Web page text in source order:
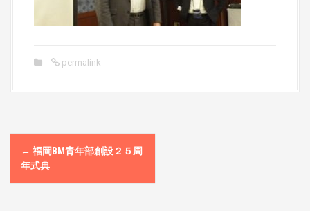
permalink
P
o
← 福岡BM青年部創設２５周
年式典